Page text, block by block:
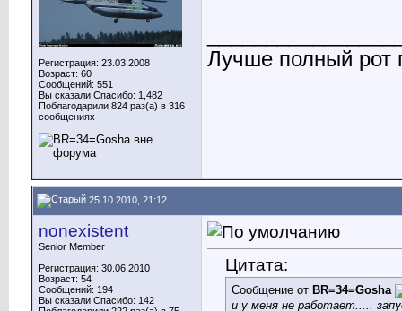
Регистрация: 23.03.2008
Возраст: 60
Сообщений: 551
Вы сказали Спасибо: 1,482
Поблагодарили 824 раз(а) в 316
сообщениях
Лучше полный рот
25.10.2010, 21:12
nonexistent
Senior Member
Регистрация: 30.06.2010
Возраст: 54
Сообщений: 194
Вы сказали Спасибо: 142
Цитата:
Сообщение от BR=34=Gosha
и у меня не работает.....